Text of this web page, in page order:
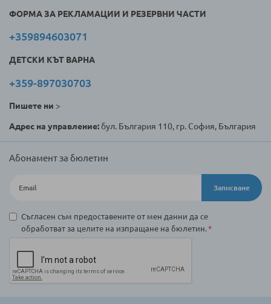
ФОРМА ЗА РЕКЛАМАЦИИ И РЕЗЕРВНИ ЧАСТИ
+359894603071
ДЕТСКИ КЪТ ВАРНА
+359-897030703
Пишете ни >
Адрес на управление:бул. България 110, гр. София, България
Абонамент за бюлетин
Записване
Съгласен съм предоставените от мен данни да се
обработват за целите на изпращане на бюлетин.